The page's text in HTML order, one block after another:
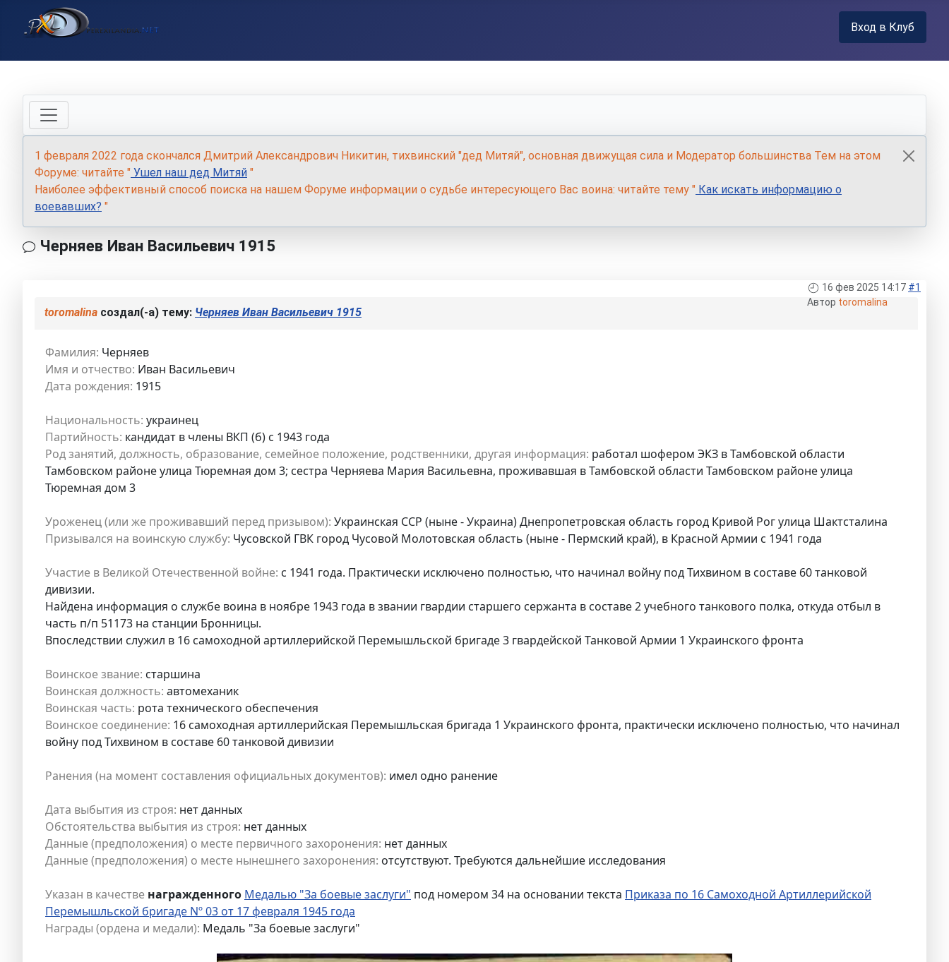
Вход в Клуб
1 февраля 2022 года скончался Дмитрий Александрович Никитин, тихвинский "дед Митяй", основная движущая сила и Модератор большинства Тем на этом
Форуме: читайте " Ушел наш дед Митяй "
Наиболее эффективный способ поиска на нашем Форуме информации о судьбе интересующего Вас воина: читайте тему " Как искать информацию о
воевавших? "
Черняев Иван Васильевич 1915
16 фев 2025 14:17 #1
Автор toromalina
toromalina создал(-а) тему: Черняев Иван Васильевич 1915
Фамилия: Черняев
Имя и отчество: Иван Васильевич
Дата рождения: 1915
Национальность: украинец
Партийность: кандидат в члены ВКП (б) с 1943 года
Род занятий, должность, образование, семейное положение, родственники, другая информация: работал шофером ЭКЗ в Тамбовской области
Тамбовском районе улица Тюремная дом 3; сестра Черняева Мария Васильевна, проживавшая в Тамбовской области Тамбовском районе улица
Тюремная дом 3
Уроженец (или же проживавший перед призывом): Украинская ССР (ныне - Украина) Днепропетровская область город Кривой Рог улица Шактсталина
Призывался на воинскую службу: Чусовской ГВК город Чусовой Молотовская область (ныне - Пермский край), в Красной Армии с 1941 года
Участие в Великой Отечественной войне: с 1941 года. Практически исключено полностью, что начинал войну под Тихвином в составе 60 танковой
дивизии.
Найдена информация о службе воина в ноябре 1943 года в звании гвардии старшего сержанта в составе 2 учебного танкового полка, откуда отбыл в
часть п/п 51173 на станции Бронницы.
Впоследствии служил в 16 самоходной артиллерийской Перемышльской бригаде 3 гвардейской Танковой Армии 1 Украинского фронта
Воинское звание: старшина
Воинская должность: автомеханик
Воинская часть: рота технического обеспечения
Воинское соединение: 16 самоходная артиллерийская Перемышльская бригада 1 Украинского фронта, практически исключено полностью, что начинал
войну под Тихвином в составе 60 танковой дивизии
Ранения (на момент составления официальных документов): имел одно ранение
Дата выбытия из строя: нет данных
Обстоятельства выбытия из строя: нет данных
Данные (предположения) о месте первичного захоронения: нет данных
Данные (предположения) о месте нынешнего захоронения: отсутствуют. Требуются дальнейшие исследования
Указан в качестве награжденного Медалью "За боевые заслуги" под номером 34 на основании текста Приказа по 16 Самоходной Артиллерийской
Перемышльской бригаде Nº 03 от 17 февраля 1945 года
Награды (ордена и медали): Медаль "За боевые заслуги"